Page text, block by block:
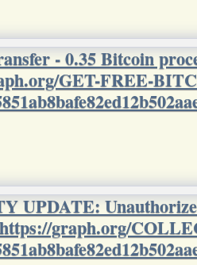
- 0.35 Bitcoin
GET-FREE-
UPDATE:
graph.org/